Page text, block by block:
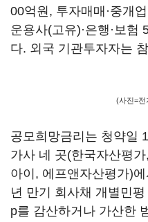
00억원, 투자매매·중개
운용사(고유)·은행·보험
다. 외국 기관투자자는
(사진=전
공모희망금리는 청약일
가사 네 곳(한국자산평
아이, 에프앤자산평가)
년 만기 회사채 개별민
p를 감산하거나 가산한